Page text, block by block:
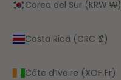
Corea del Sur (KRW ₩)
Costa Rica (CRC ₡)
Côte d’Ivoire (XOF Fr)